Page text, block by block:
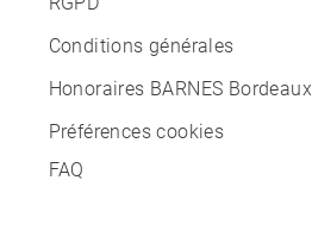
Conditions générales
Honoraires BARNES Bordeaux
Préférences cookies
FAQ